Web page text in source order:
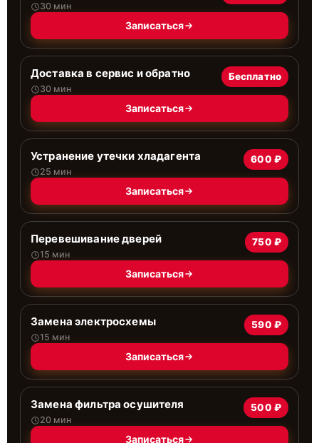
30 мин
Записаться
Доставка в сервис и обратно
30 мин
Бесплатно
Записаться
Устранение утечки хладагента
25 мин
600 ₽
Записаться
Перевешивание дверей
15 мин
750 ₽
Записаться
Замена электросхемы
15 мин
590 ₽
Записаться
Замена фильтра осушителя
20 мин
500 ₽
Записаться